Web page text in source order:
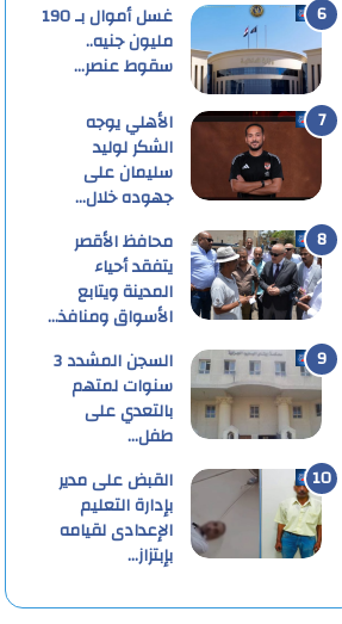
غسل أموال بـ 190
مليون جنيه..
سقوط عنصر…
الأهلي يوجه
الشكر لوليد
سليمان على
جهوده خلال…
محافظ الأقصر
يتفقد أحياء
المدينة ويتابع
الأسواق ومنافذ…
السجن المشدد 3
سنوات لمتهم
بالتعدي على
طفل…
القبض على مدير
بإدارة التعليم
الإعدادى لقيامه
بإبتزاز…